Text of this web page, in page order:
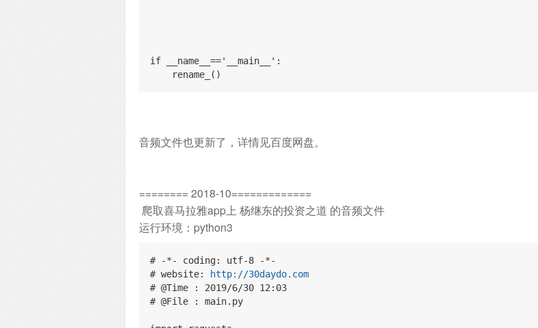
if __name__=='__main__':
    rename_()
音频文件也更新了，详情见百度网盘。
======== 2018-10=============
爬取喜马拉雅app上 杨继东的投资之道 的音频文件
运行环境：python3
# -*- coding: utf-8 -*-
# website:
http://30daydo.com
# @Time : 2019/6/30 12:03
# @File : main.py